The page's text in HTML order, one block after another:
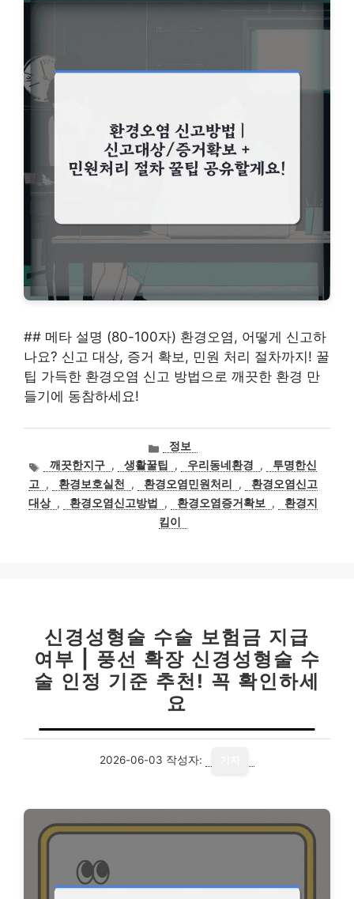
## 메타 설명 (80-100자) 환경오염, 어떻게 신고하
나요? 신고 대상, 증거 확보, 민원 처리 절차까지! 꿀
팁 가득한 환경오염 신고 방법으로 깨끗한 환경 만
들기에 동참하세요!
카
테
고
리
정보
태깨끗한지구 , 생활꿀팁 , 우리동네환경 ,
투명한신
고 , 환경보호실천 , 환경오염민원처리 ,
환경오염신고
대상 , 환경오염신고방법 , 환경오염증거확보 ,
환경지
킴이
신경성형술 수술 보험금 지급
여부 | 풍선 확장 신경성형술 수
술 인정 기준 추천! 꼭 확인하세
요
2026-06-03 작성자: